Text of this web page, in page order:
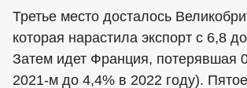
Третье место досталось
которая нарастила экспорт с 6,8
Затем идет Франция, потерявшая
2021-м до 4,4% в 2022 году).